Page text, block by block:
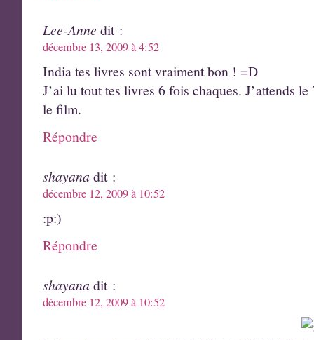
Lee-Anne dit :
décembre 13, 2009 à 4:52
India tes livres sont vraiment bon ! =D
J’ai lu tout tes livres 6 fois chaques. J’attends
le film.
Répondre
shayana dit :
décembre 12, 2009 à 10:52
:p:)
Répondre
shayana dit :
décembre 12, 2009 à 10:52